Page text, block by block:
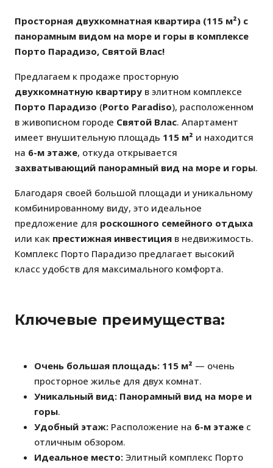
Просторная двухкомнатная квартира (115 м²) с
панорамным видом на море и горы в комплексе
Порто Парадизо, Святой Влас!
Предлагаем к продаже просторную
двухкомнатную квартиру в элитном комплексе
Порто Парадизо (Porto Paradiso), расположенном
в живописном городе Святой Влас. Апартамент
имеет внушительную площадь 115 м² и находится
на 6-м этаже, откуда открывается
захватывающий панорамный вид на море и горы.
Благодаря своей большой площади и уникальному
комбинированному виду, это идеальное
предложение для роскошного семейного отдыха
или как престижная инвестиция в недвижимость.
Комплекс Порто Парадизо предлагает высокий
класс удобств для максимального комфорта.
Ключевые преимущества:
Очень большая площадь: 115 м² — очень
просторное жилье для двух комнат.
Уникальный вид: Панорамный вид на море и
горы.
Удобный этаж: Расположение на 6-м этаже с
отличным обзором.
Идеальное место: Элитный комплекс Порто